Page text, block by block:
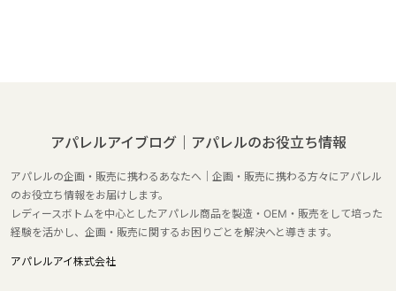
アパレルアイブログ｜アパレルのお役立ち情報
アパレルの企画・販売に携わるあなたへ｜企画・販売に携わる方々にアパレル
のお役立ち情報をお届けします。
レディースボトムを中心としたアパレル商品を製造・OEM・販売をして培った
経験を活かし、企画・販売に関するお困りごとを解決へと導きます。
アパレルアイ株式会社